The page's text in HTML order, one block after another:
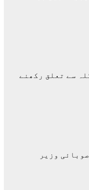
سے تعلق رکھنے
وزیر